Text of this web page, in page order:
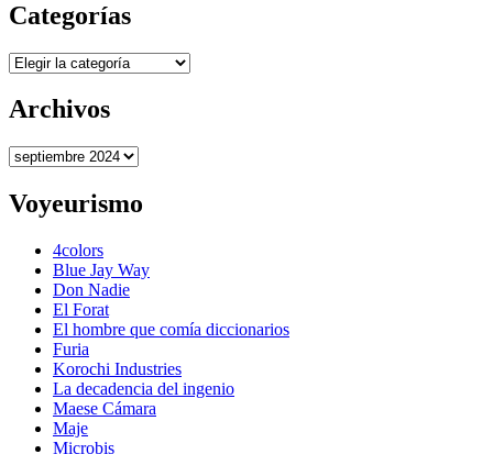
Categorías
Categorías
Archivos
Archivos
Voyeurismo
4colors
Blue Jay Way
Don Nadie
El Forat
El hombre que comía diccionarios
Furia
Korochi Industries
La decadencia del ingenio
Maese Cámara
Maje
Microbis